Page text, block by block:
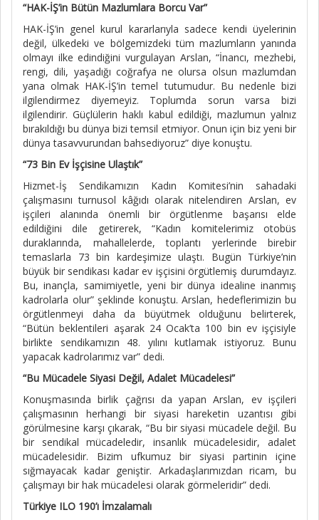
“HAK-İŞ’in Bütün Mazlumlara Borcu Var”
HAK-İŞ’in genel kurul kararlarıyla sadece kendi üyelerinin
değil, ülkedeki ve bölgemizdeki tüm mazlumların yanında
olmayı ilke edindiğini vurgulayan Arslan, “İnancı, mezhebi,
rengi, dili, yaşadığı coğrafya ne olursa olsun mazlumdan
yana olmak HAK-İŞ’in temel tutumudur. Bu nedenle bizi
ilgilendirmez diyemeyiz. Toplumda sorun varsa bizi
ilgilendirir. Güçlülerin haklı kabul edildiği, mazlumun yalnız
bırakıldığı bu dünya bizi temsil etmiyor. Onun için biz yeni bir
dünya tasavvurundan bahsediyoruz” diye konuştu.
“73 Bin Ev İşçisine Ulaştık”
Hizmet-İş Sendikamızın Kadın Komitesi’nin sahadaki
çalışmasını turnusol kâğıdı olarak nitelendiren Arslan, ev
işçileri alanında önemli bir örgütlenme başarısı elde
edildiğini dile getirerek, “Kadın komitelerimiz otobüs
duraklarında, mahallelerde, toplantı yerlerinde birebir
temaslarla 73 bin kardeşimize ulaştı. Bugün Türkiye’nin
büyük bir sendikası kadar ev işçisini örgütlemiş durumdayız.
Bu, inançla, samimiyetle, yeni bir dünya idealine inanmış
kadrolarla olur” şeklinde konuştu. Arslan, hedeflerimizin bu
örgütlenmeyi daha da büyütmek olduğunu belirterek,
“Bütün beklentileri aşarak 24 Ocak’ta 100 bin ev işçisiyle
birlikte sendikamızın 48. yılını kutlamak istiyoruz. Bunu
yapacak kadrolarımız var” dedi.
“Bu Mücadele Siyasi Değil, Adalet Mücadelesi”
Konuşmasında birlik çağrısı da yapan Arslan, ev işçileri
çalışmasının herhangi bir siyasi hareketin uzantısı gibi
görülmesine karşı çıkarak, “Bu bir siyasi mücadele değil. Bu
bir sendikal mücadeledir, insanlık mücadelesidir, adalet
mücadelesidir. Bizim ufkumuz bir siyasi partinin içine
sığmayacak kadar geniştir. Arkadaşlarımızdan ricam, bu
çalışmayı bir hak mücadelesi olarak görmeleridir” dedi.
Türkiye ILO 190’ı İmzalamalı